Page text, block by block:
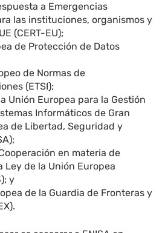
a Emergencias
las instituciones, organismos y
(CERT-EU);
de Protección de Datos
de Normas de
(ETSI);
Unión Europea para la Gestión
Informáticos de Gran
de Libertad, Seguridad y
en materia de
Ley de la Unión Europea
y
de la Guardia de Fronteras y